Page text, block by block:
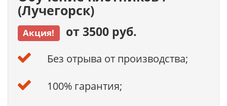
(Лучегорск)
Акция! от 3500 руб.
Без отрыва от производства;
100% гарантия;